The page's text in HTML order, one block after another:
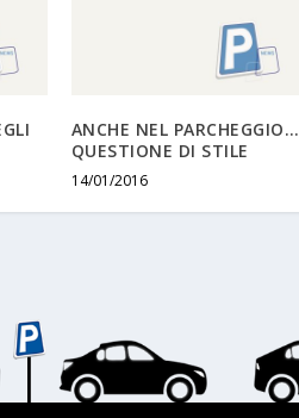
ANCHE NEL PARCHEGGIO…
QUESTIONE DI STILE
14/01/2016